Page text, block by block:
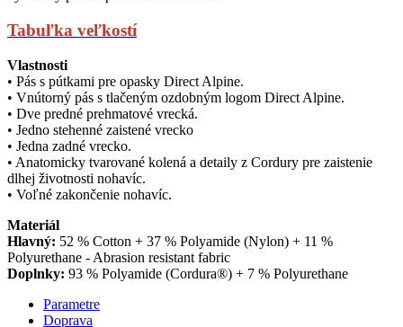
Tabuľka veľkostí
Vlastnosti
• Pás s pútkami pre opasky Direct Alpine.
• Vnútorný pás s tlačeným ozdobným logom Direct Alpine.
• Dve predné prehmatové vrecká.
• Jedno stehenné zaistené vrecko
• Jedna zadné vrecko.
• Anatomicky tvarované kolená a detaily z Cordury pre zaistenie
dlhej životnosti nohavíc.
• Voľné zakončenie nohavíc.
Materiál
Hlavný: 52 % Cotton + 37 % Polyamide (Nylon) + 11 %
Polyurethane - Abrasion resistant fabric
Doplnky: 93 % Polyamide (Cordura®) + 7 % Polyurethane
Parametre
Doprava